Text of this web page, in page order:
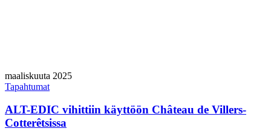
maaliskuuta 2025
Tapahtumat
ALT-EDIC vihittiin käyttöön Château de Villers-
Cotterêtsissa